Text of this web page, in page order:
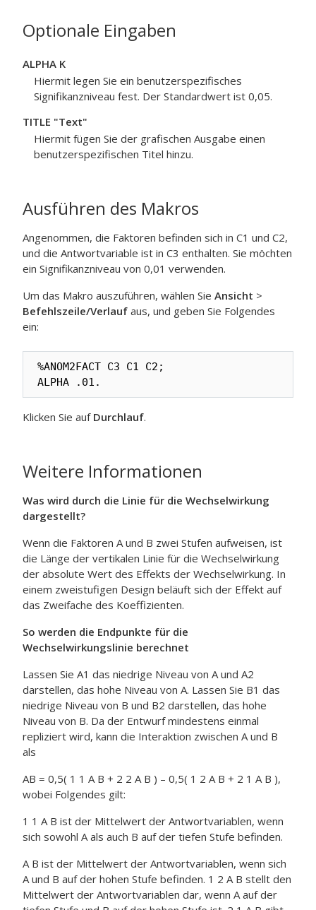
Optionale Eingaben
ALPHA K
Hiermit legen Sie ein benutzerspezifisches
Signifikanzniveau fest. Der Standardwert ist 0,05.
TITLE "Text"
Hiermit fügen Sie der grafischen Ausgabe einen
benutzerspezifischen Titel hinzu.
Ausführen des Makros
Angenommen, die Faktoren befinden sich in C1 und C2,
und die Antwortvariable ist in C3 enthalten. Sie möchten
ein Signifikanzniveau von 0,01 verwenden.
Um das Makro auszuführen, wählen Sie Ansicht >
Befehlszeile/Verlauf aus, und geben Sie Folgendes
ein:
%ANOM2FACT C3 C1 C2;
ALPHA .01.
Klicken Sie auf Durchlauf.
Weitere Informationen
Was wird durch die Linie für die Wechselwirkung
dargestellt?
Wenn die Faktoren A und B zwei Stufen aufweisen, ist
die Länge der vertikalen Linie für die Wechselwirkung
der absolute Wert des Effekts der Wechselwirkung. In
einem zweistufigen Design beläuft sich der Effekt auf
das Zweifache des Koeffizienten.
So werden die Endpunkte für die
Wechselwirkungslinie berechnet
Lassen Sie A1 das niedrige Niveau von A und A2
darstellen, das hohe Niveau von A. Lassen Sie B1 das
niedrige Niveau von B und B2 darstellen, das hohe
Niveau von B. Da der Entwurf mindestens einmal
repliziert wird, kann die Interaktion zwischen A und B
als
AB = 0,5( 1 1 A B + 2 2 A B ) – 0,5( 1 2 A B + 2 1 A B ),
wobei Folgendes gilt:
1 1 A B ist der Mittelwert der Antwortvariablen, wenn
sich sowohl A als auch B auf der tiefen Stufe befinden.
A B ist der Mittelwert der Antwortvariablen, wenn sich
A und B auf der hohen Stufe befinden. 1 2 A B stellt den
Mittelwert der Antwortvariablen dar, wenn A auf der